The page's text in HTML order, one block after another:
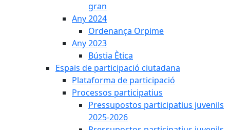
gran
Any 2024
Ordenança Orpime
Any 2023
Bústia Ètica
Espais de participació ciutadana
Plataforma de participació
Processos participatius
Pressupostos participatius juvenils
2025-2026